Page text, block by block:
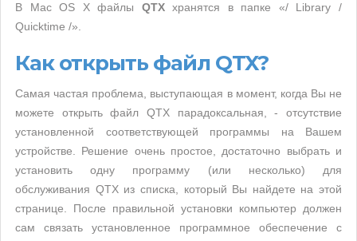
В Mac OS X файлы QTXхранятся в папке «/ Library /
Quicktime /».
Как открыть файл QTX?
Самая частая проблема, выступающая в момент, когда Вы не
можете открыть файл QTX парадоксальная, - отсутствие
установленной соответствующей программы на Вашем
устройстве. Решение очень простое, достаточно выбрать и
установить одну программу (или несколько) для
обслуживания QTX из списка, который Вы найдете на этой
странице. После правильной установки компьютер должен
сам связать установленное программное обеспечение с